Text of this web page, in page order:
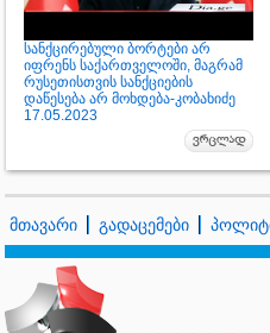
სანქცირებული ბორტები არ
იფრენს საქართველოში, მაგრამ
რუსეთისთვის სანქციების
დაწესება არ მოხდება-კობახიძე
17.05.2023
მთავარი გადაცემები